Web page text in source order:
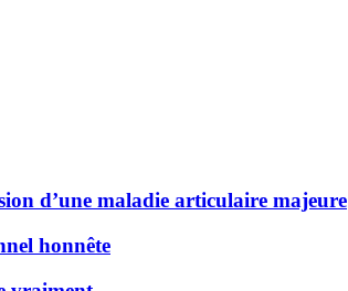
d’une maladie articulaire majeure
honnête